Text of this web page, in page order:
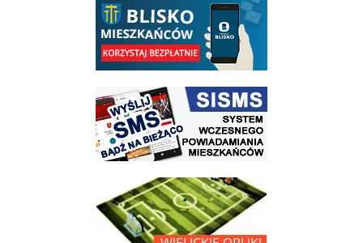
link do strony systemu wczesnego ostrzegania mieszkańców SISMS
link do opisu projektu Wielickie Orliki